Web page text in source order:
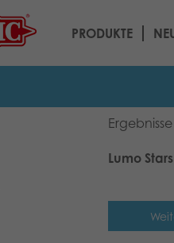
PRODUKTE
Lumo